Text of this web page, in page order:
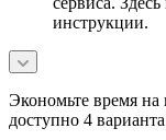
инструкции.
Экономьте время на
доступно 4